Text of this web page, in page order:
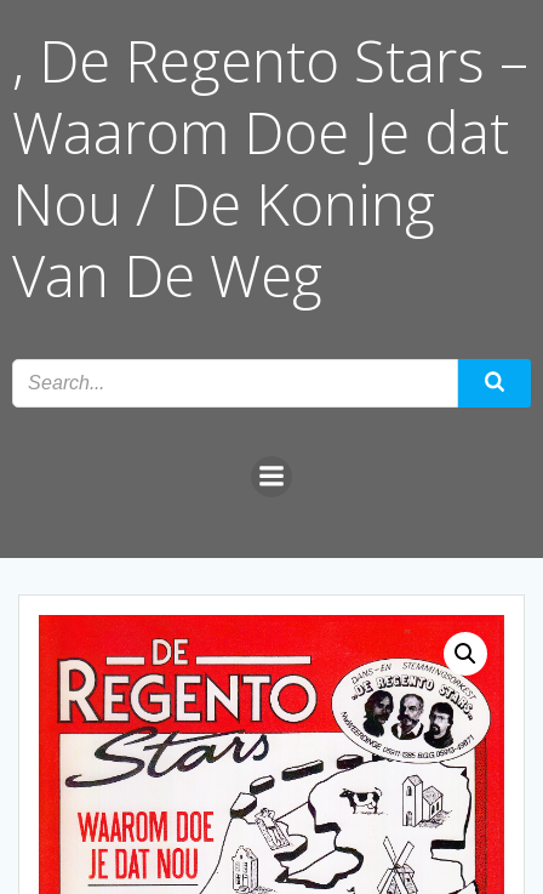
de
inhoud
, De Regento Stars –
Waarom Doe Je dat
Nou / De Koning
Van De Weg